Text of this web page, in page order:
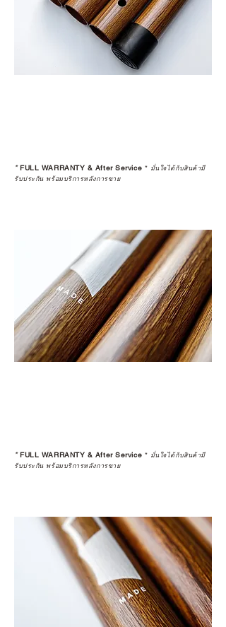
*FULL WARRANTY & After Service * มั่นใจได้กับสินค้ามี
รับประกัน พร้อมบริการหลังการขาย
*FULL WARRANTY & After Service * มั่นใจได้กับสินค้ามี
รับประกัน พร้อมบริการหลังการขาย